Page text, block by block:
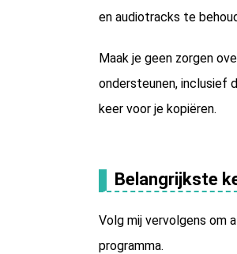
en audiotracks te
Maak je geen zorgen
ondersteunen, inclusief
keer voor je kopiëren.
Belangrijkste
Volg mij vervolgens om
programma.